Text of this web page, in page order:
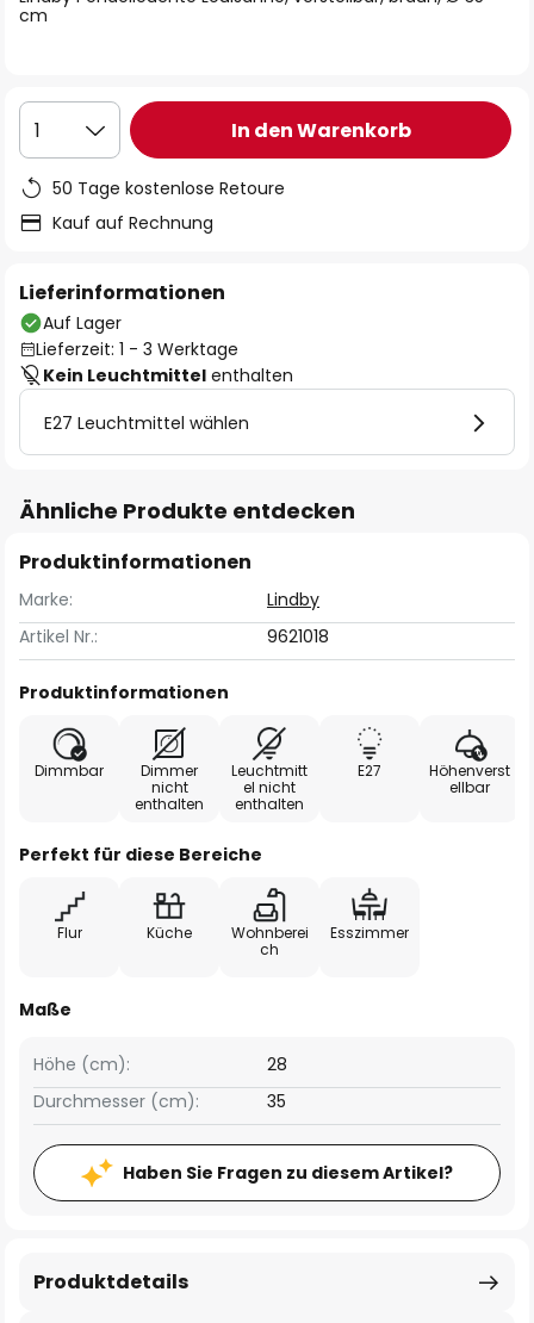
cm
1 In den Warenkorb
50 Tage kostenlose Retoure
Kauf auf Rechnung
Lieferinformationen
Auf Lager
Lieferzeit: 1 - 3 Werktage
Kein Leuchtmittel enthalten
E27 Leuchtmittel wählen
Ähnliche Produkte entdecken
Produktinformationen
Marke:
Lindby
Artikel Nr.:
9621018
Produktinformationen
Dimmbar
Dimmer
nicht
enthalten
Leuchtmitt
el nicht
enthalten
E27
Höhenverst
ellbar
Perfekt für diese Bereiche
Flur Küche
Wohnberei
ch
Esszimmer
Maße
Höhe (cm):
28
Durchmesser (cm):
35
Haben Sie Fragen zu diesem Artikel?
Produktdetails